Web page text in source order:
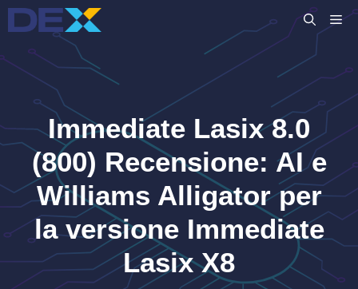
Vai
al
contenuto
Immediate Lasix 8.0
(800) Recensione: AI e
Williams Alligator per
la versione Immediate
Lasix X8